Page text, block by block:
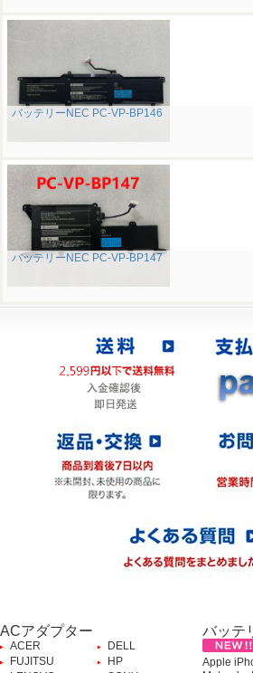
バッテリーNEC PC-VP-BP146
バッテリーNEC PC-VP-BP147
ACアダプター
ACER
DELL
FUJITSU
HP
バッテ
Apple